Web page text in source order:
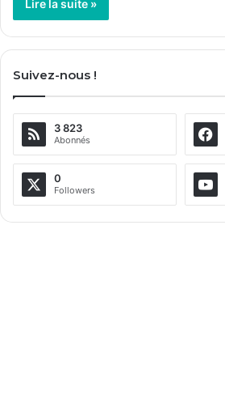
Lire la suite »
Suivez-nous !
3 823
Abonnés
0
Followers